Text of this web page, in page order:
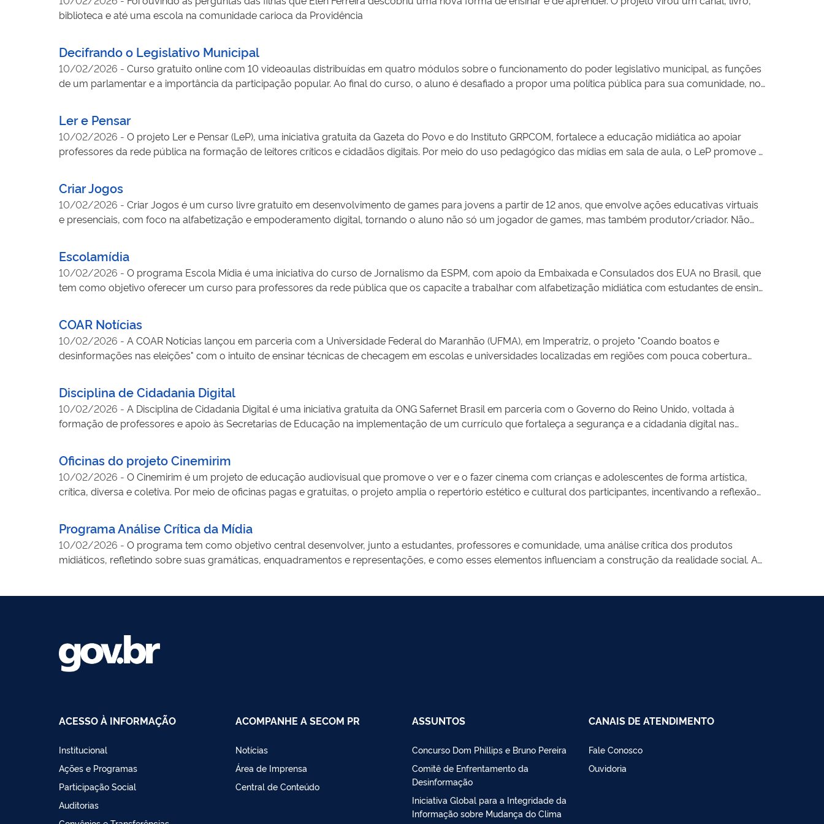
Sul, no Mato Grosso do Sul e na região amazônica, oferecendo oficinas de alfabetização digital com linguagem acessível, metodologia lúdica e ritmo
adaptado às necessidades dos participantes. As atividades abordam desde o uso básico de smartphones, aplicativos de comunicação e serviços digitais
fortalecer a autonomia e a inclusão digital da população idosa, reduzindo vulnerabilidades relacionadas a fraudes, estelionatos e desinformação no
ambiente virtual. Além de ampliar o acesso seguro a serviços públicos, bancários e de saúde, o projeto contribui para o fortalecimento da autoestima e da
confiança dos participantes diante das transformações tecnológicas. Ao promover o empoderamento digital de idosos, o projeto também beneficia famílias
e comunidades, estimulando práticas mais seguras no uso das tecnologias e ampliando a conscientização sobre segurança digital. Outro diferencial da
regiões do país.
biblioteca e até uma escola na comunidade carioca da Providência
Decifrando o Legislativo Municipal
10/02/2026 - Curso gratuito online com 10 videoaulas distribuídas em quatro módulos sobre o funcionamento do poder legislativo municipal, as funções
de um parlamentar e a importância da participação popular. Ao final do curso, o aluno é desafiado a propor uma política pública para sua comunidade, no
Ler e Pensar
10/02/2026 - O projeto Ler e Pensar (LeP), uma iniciativa gratuita da Gazeta do Povo e do Instituto GRPCOM, fortalece a educação midiática ao apoiar
professores da rede pública na formação de leitores críticos e cidadãos digitais. Por meio do uso pedagógico das mídias em sala de aula, o LeP promove a
ampliando o repertório dos alunos e o protagonismo docente.
Criar Jogos
10/02/2026 - Criar Jogos é um curso livre gratuito em desenvolvimento de games para jovens a partir de 12 anos, que envolve ações educativas virtuais
e presenciais, com foco na alfabetização e empoderamento digital, tornando o aluno não só um jogador de games, mas também produtor/criador. Não
nacional.
Escolamídia
10/02/2026 - O programa Escola Mídia é uma iniciativa do curso de Jornalismo da ESPM, com apoio da Embaixada e Consulados dos EUA no Brasil, que
tem como objetivo oferecer um curso para professores da rede pública que os capacite a trabalhar com alfabetização midiática com estudantes de ensino
módulos seguem as três áreas temáticas definidas pela Unesco: 1. Conhecimento e compreensão dos meios de comunicação e informações para
discursos democráticos e participação social; 2. Avaliação de textos de mídia e fontes de informação; 3. Produção e uso de mídia e informação.
COAR Notícias
10/02/2026 - A COAR Notícias lançou em parceria com a Universidade Federal do Maranhão (UFMA), em Imperatriz, o projeto "Coando boatos e
desinformações nas eleições" com o intuito de ensinar técnicas de checagem em escolas e universidades localizadas em regiões com pouca cobertura
organização atua em três frentes: Site (coarnoticias.com); Podcast E-COAR e COAR Educa (Extensão Educacional que oferece cursos gratuitos para a
comunidade acadêmica e profissionais de diversas áreas). Um dos destaques da iniciativa são os manuais, como o Coando Boatos, com conteúdo
regionalizado para explicar de forma acessível como combater a desinformação.
Disciplina de Cidadania Digital
10/02/2026 - A Disciplina de Cidadania Digital é uma iniciativa gratuita da ONG Safernet Brasil em parceria com o Governo do Reino Unido, voltada à
formação de professores e apoio às Secretarias de Educação na implementação de um currículo que fortaleça a segurança e a cidadania digital nas
Estatuto da Criança e do Adolescente (ECA), a metodologia inclui encontros formativos, suporte pedagógico, co-criação de recursos e reconhecimento de
boas práticas. Desde 2021, a iniciativa já alcançou quase 1.000 escolas e mais de 100 mil estudantes de todas as 27 unidades da Federação.
Oficinas do projeto Cinemirim
10/02/2026 - O Cinemirim é um projeto de educação audiovisual que promove o ver e o fazer cinema com crianças e adolescentes de forma artística,
crítica, diversa e coletiva. Por meio de oficinas pagas e gratuitas, o projeto amplia o repertório estético e cultural dos participantes, incentivando a reflexão
temporal. As produções finais (gravadas com celulares) são exibidas em tela grande e publicadas no YouTube, fortalecendo o protagonismo infantojuvenil.
Programa Análise Crítica da Mídia
10/02/2026 - O programa tem como objetivo central desenvolver, junto a estudantes, professores e comunidade, uma análise crítica dos produtos
midiáticos, refletindo sobre suas gramáticas, enquadramentos e representações, e como esses elementos influenciam a construção da realidade social. A
valorização da pesquisa em comunicação. Ao articular teoria e prática, o programa contribui para que estudantes e educadores se tornem leitores e
produtores conscientes de mídia, capazes de compreender e intervir no ecossistema informacional de forma ética, reflexiva e transformadora.
ACESSO À INFORMAÇÃO
Institucional
Ações e Programas
Participação Social
Auditorias
ACOMPANHE A SECOM PR
Notícias
Área de Imprensa
Central de Conteúdo
ASSUNTOS
Concurso Dom Phillips e Bruno Pereira
Comitê de Enfrentamento da
Desinformação
Iniciativa Global para a Integridade da
Informação sobre Mudança do Clima
CANAIS DE ATENDIMENTO
Fale Conosco
Ouvidoria